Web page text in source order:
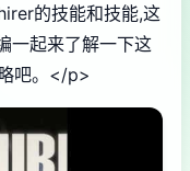
的技能和技能,这
一起来了解一下这
吧。</p>